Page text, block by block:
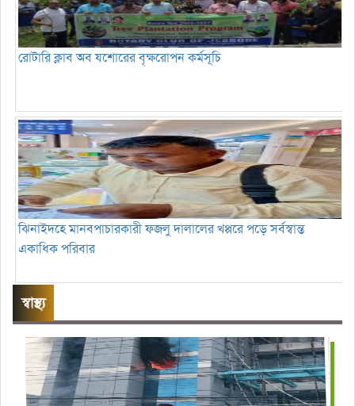
রোটারি ক্লাব অব যশোরের বৃক্ষরোপন কর্মসূচি
ঝিনাইদহে মানবপাচারকারী ফজলু দালালের খপ্পরে পড়ে সর্বস্বান্ত
একাধিক পরিবার
স্বাস্থ্য